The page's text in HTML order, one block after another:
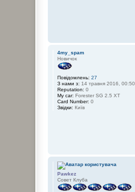
4my_spam
Новичок
Повідомлень: 27
З нами з: 14 травня 2016, 00:50
Reputation: 0
My car: Forester SG 2.5 XT
Card Number: 0
Звідки: Київ
Pawkez
Совет Клуба